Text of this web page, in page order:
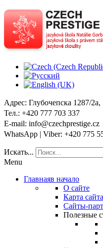
Адрес: Глубочепска 1287/
Тел.: +420 777 703 337
E-mail: info@czechprestige.cz
WhatsApp | Viber: +420 775
Искать...
Menu
Главнаяв начало
О сайте
Карта сайта
Сайты-
Полезные